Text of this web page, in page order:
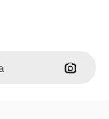
Cerca